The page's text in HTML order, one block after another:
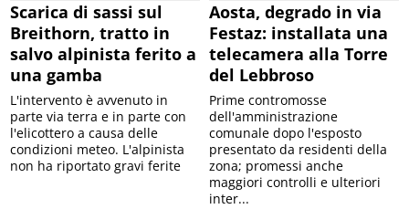
Scarica di sassi sul
Breithorn, tratto in
salvo alpinista ferito a
una gamba
L'intervento è avvenuto in
parte via terra e in parte con
l'elicottero a causa delle
condizioni meteo. L'alpinista
non ha riportato gravi ferite
Aosta, degrado in via
Festaz: installata una
telecamera alla Torre
del Lebbroso
Prime contromosse
dell'amministrazione
comunale dopo l'esposto
presentato da residenti della
zona; promessi anche
maggiori controlli e ulteriori
inter...